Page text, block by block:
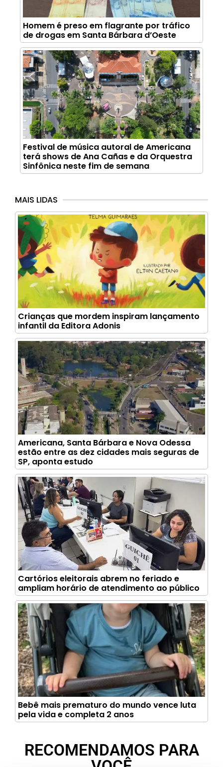
Homem é preso em flagrante por tráfico
de drogas em Santa Bárbara d’Oeste
Festival de música autoral de Americana
terá shows de Ana Cañas e da Orquestra
Sinfônica neste fim de semana
MAIS LIDAS
Crianças que mordem inspiram lançamento
infantil da Editora Adonis
Americana, Santa Bárbara e Nova Odessa
estão entre as dez cidades mais seguras de
SP, aponta estudo
Cartórios eleitorais abrem no feriado e
ampliam horário de atendimento ao público
Bebê mais prematuro do mundo vence luta
pela vida e completa 2 anos
RECOMENDAMOS PARA